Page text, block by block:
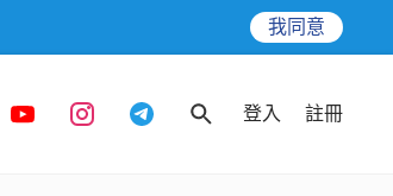
我同意
登入 註冊